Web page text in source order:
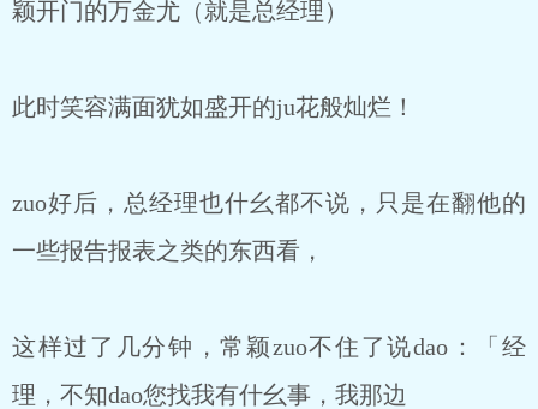
颖开门的万金尤（就是总经理）
此时笑容满面犹如盛开的ju花般灿烂！
zuo好后，总经理也什幺都不说，只是在翻他的
一些报告报表之类的东西看，
这样过了几分钟，常颖zuo不住了说dao：「经
理，不知dao您找我有什幺事，我那边